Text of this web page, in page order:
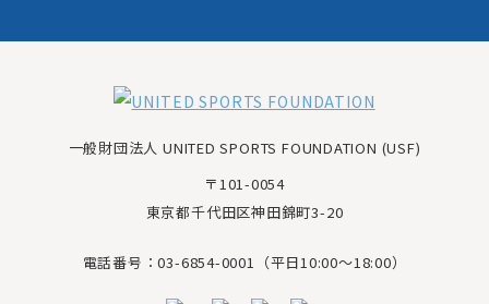
一般財団法人 UNITED SPORTS FOUNDATION (USF)
〒101-0054
東京都千代田区神田錦町3-20
電話番号：03-6854-0001（平日10:00～18:00）